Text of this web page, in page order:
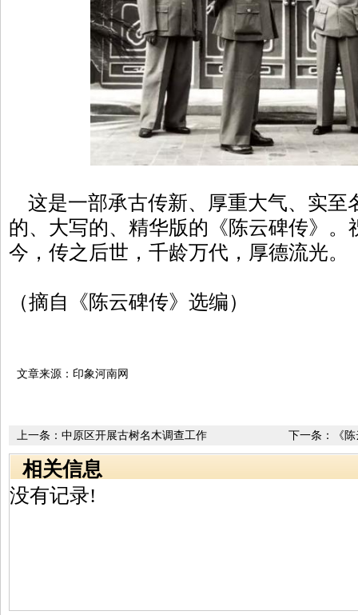
这是一部承古传新、厚重大气、实至
的、大写的、精华版的《陈云碑传》。
今，传之后世，千龄万代，厚德流光。
（摘自《陈云碑传》选编）
文章来源：印象河南网
下一条： 《
上一条： 中原区开展古树名木调查工作
相关信息
没有记录!